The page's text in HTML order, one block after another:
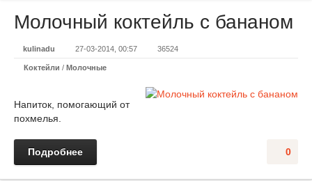
Молочный коктейль с бананом
kulinadu 27-03-2014, 00:57 36524
Коктейли / Молочные
Напиток, помогающий от
похмелья.
0
Подробнее